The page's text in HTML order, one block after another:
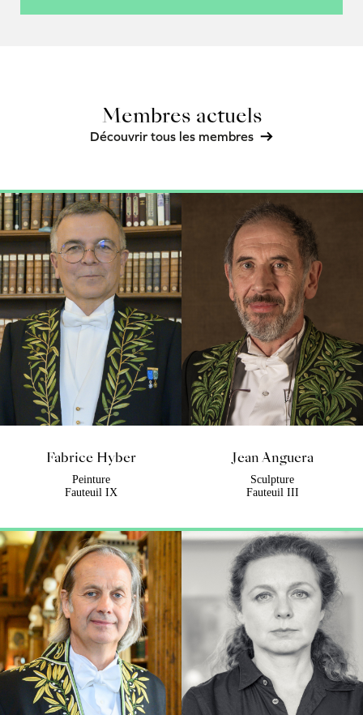
Membres actuels
Découvrir tous les membres
Fabrice Hyber
Peinture
Fauteuil IX
Jean Anguera
Sculpture
Fauteuil III